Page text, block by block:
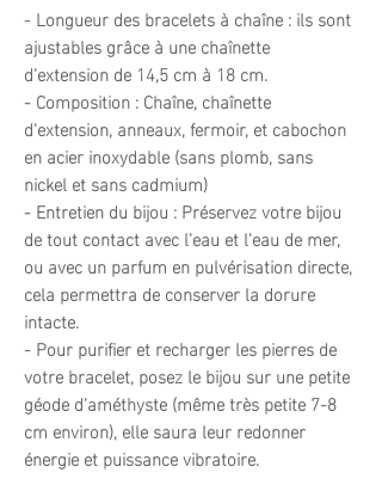
- Longueur des bracelets à chaîne : ils sont
ajustables grâce à une chaînette
d’extension de 14,5 cm à 18 cm.
- Composition : Chaîne, chaînette
d'extension, anneaux, fermoir, et cabochon
en acier inoxydable (sans plomb, sans
nickel et sans cadmium)
- Entretien du bijou : Préservez votre bijou
de tout contact avec l’eau et l'eau de mer,
ou avec un parfum en pulvérisation directe,
cela permettra de conserver la dorure
intacte.
- Pour purifier et recharger les pierres de
votre bracelet, posez le bijou sur une petite
géode d’améthyste (même très petite 7-8
cm environ), elle saura leur redonner
énergie et puissance vibratoire.